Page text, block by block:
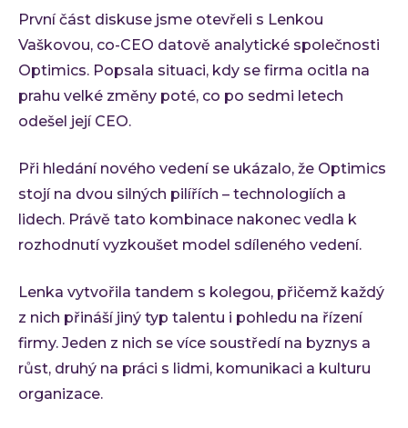
První část diskuse jsme otevřeli s Lenkou
Vaškovou, co-CEO datově analytické společnosti
Optimics. Popsala situaci, kdy se firma ocitla na
prahu velké změny poté, co po sedmi letech
odešel její CEO.
Při hledání nového vedení se ukázalo, že Optimics
stojí na dvou silných pilířích – technologiích a
lidech. Právě tato kombinace nakonec vedla k
rozhodnutí vyzkoušet model sdíleného vedení.
Lenka vytvořila tandem s kolegou, přičemž každý
z nich přináší jiný typ talentu i pohledu na řízení
firmy. Jeden z nich se více soustředí na byznys a
růst, druhý na práci s lidmi, komunikaci a kulturu
organizace.